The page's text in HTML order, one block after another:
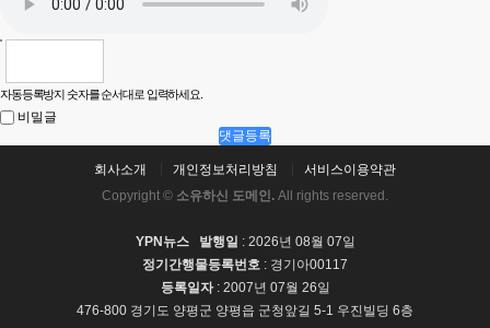
자동등록방지 숫자를 순서대로 입력하세요.
비밀글
댓글등록
회사소개 개인정보처리방침
서비스이용약관
Copyright © 소유하신 도메인. All rights reserved.
YPN뉴스 발행일 : 2026년 08월 07일
정기간행물등록번호 : 경기아00117
등록일자: 2007년 07월 26일
476-800 경기도 양평군 양평읍 군청앞길 5-1 우진빌딩 6층